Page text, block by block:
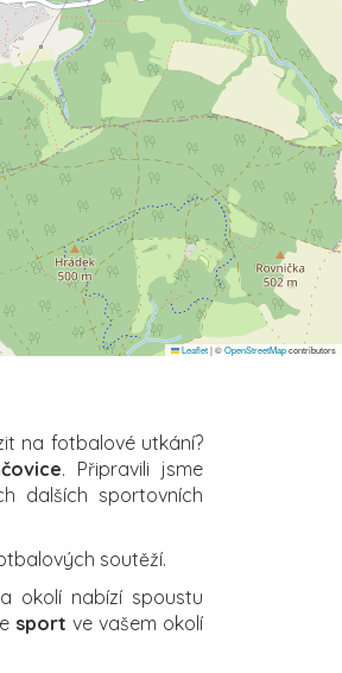
Leaflet|©OpenStreetMapcontributors
na fotbalové utkání?
. Připravili jsme
dalších sportovních
soutěží.
a okolí nabízí spoustu
sport ve vašem okolí